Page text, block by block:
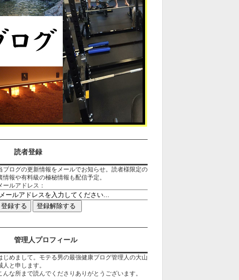
読者登録
ブログの更新情報をメールでお知らせ。読者様限定の
情報や有料級の極秘情報も配信予定。
ールアドレス：
管理人プロフィール
じめまして。モテる男の最強健康ブログ管理人の大山
人と申します。
んな所まで読んでくださりありがとうございます。